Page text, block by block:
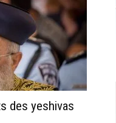
des yeshivas